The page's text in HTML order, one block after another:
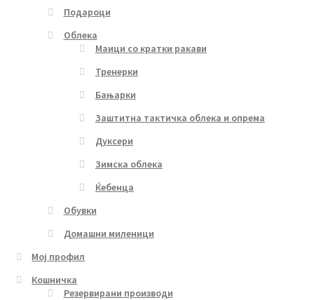
Подароци
Облека
Маици со кратки ракави
Тренерки
Бањарки
Заштитна тактичка облека и опрема
Дуксери
Зимска облека
Ќебенца
Обувки
Домашни миленици
Мој профил
Кошничка
Резервирани производи